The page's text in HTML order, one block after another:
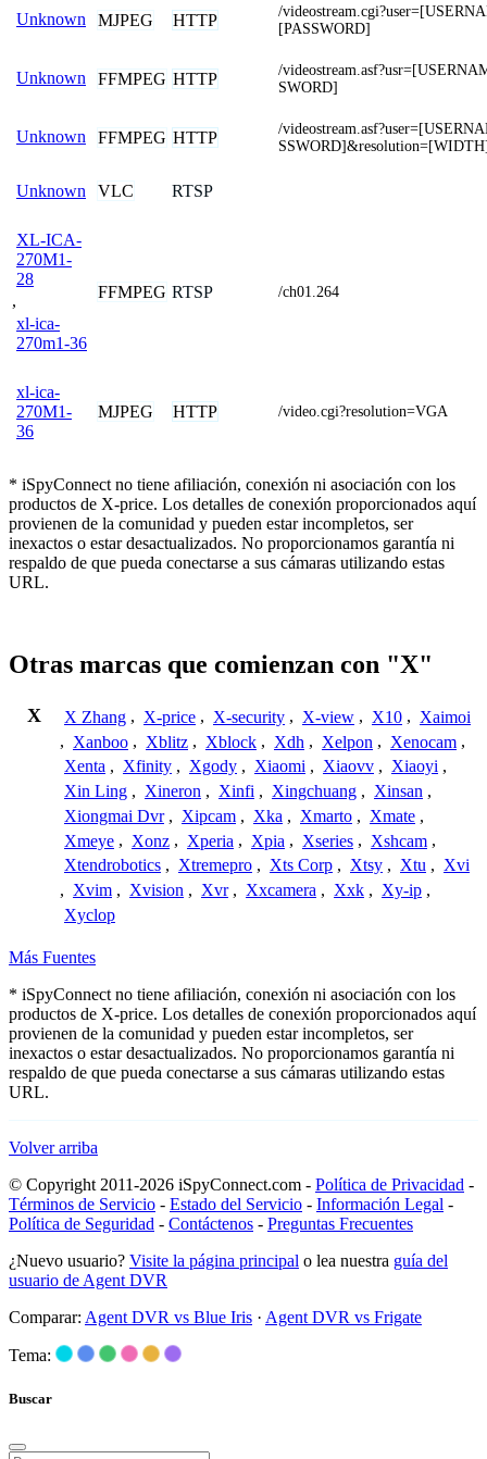
Unknown MJPEG HTTP
/
[PASSWORD]
Unknown FFMPEG HTTP
/
SWORD]
Unknown FFMPEG HTTP
/
Unknown VLC RTSP
XL-ICA-
270M1-
28
,
xl-ica-
270m1-36
FFMPEG RTSP /ch01.264
xl-ica-
270M1-
36
MJPEG HTTP /video.cgi?resolution=VGA
* iSpyConnect no tiene afiliación, conexión ni asociación con los
productos de X-price. Los detalles de conexión proporcionados aquí
provienen de la comunidad y pueden estar incompletos, ser
inexactos o estar desactualizados. No proporcionamos garantía ni
respaldo de que pueda conectarse a sus cámaras utilizando estas
URL.
Otras marcas que comienzan con "X"
X X Zhang , X-price , X-security , X-view , X10 , Xaimoi
, Xanboo , Xblitz , Xblock , Xdh , Xelpon , Xenocam ,
Xenta , Xfinity , Xgody , Xiaomi , Xiaovv , Xiaoyi ,
Xin Ling , Xineron , Xinfi , Xingchuang , Xinsan ,
Xiongmai Dvr , Xipcam , Xka , Xmarto , Xmate ,
Xmeye , Xonz , Xperia , Xpia , Xseries , Xshcam ,
Xtendrobotics , Xtremepro , Xts Corp , Xtsy , Xtu , Xvi
, Xvim , Xvision , Xvr , Xxcamera , Xxk , Xy-ip ,
Xyclop
Más Fuentes
* iSpyConnect no tiene afiliación, conexión ni asociación con los
productos de X-price. Los detalles de conexión proporcionados aquí
provienen de la comunidad y pueden estar incompletos, ser
inexactos o estar desactualizados. No proporcionamos garantía ni
respaldo de que pueda conectarse a sus cámaras utilizando estas
URL.
Volver arriba
© Copyright 2011-2026 iSpyConnect.com - Política de Privacidad -
Términos de Servicio - Estado del Servicio - Información Legal -
Política de Seguridad - Contáctenos - Preguntas Frecuentes
¿Nuevo usuario? Visite la página principal o lea nuestra guía del
usuario de Agent DVR
Comparar: Agent DVR vs Blue Iris · Agent DVR vs Frigate
Tema:
Buscar